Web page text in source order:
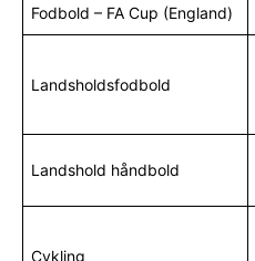
Fodbold – FA Cup (England)
Landsholdsfodbold
Landshold håndbold
Cykling